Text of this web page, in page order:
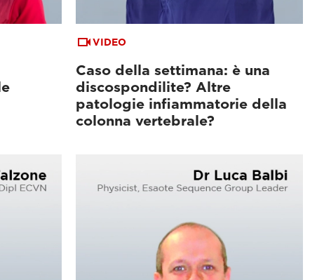
VIDEO
Caso della settimana: è una
discospondilite? Altre
patologie infiammatorie della
colonna vertebrale?